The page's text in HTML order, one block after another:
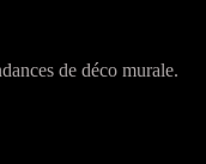
de déco murale.